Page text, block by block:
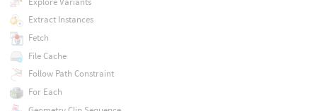
Extract Instances
Fetch
File Cache
Follow Path Constraint
For Each